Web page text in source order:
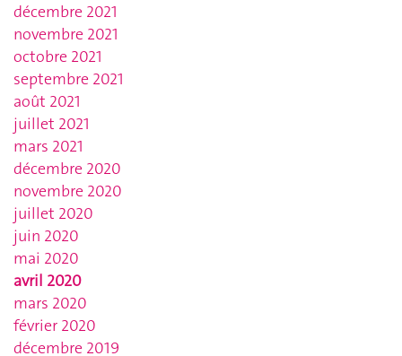
décembre 2021
novembre 2021
octobre 2021
septembre 2021
août 2021
juillet 2021
mars 2021
décembre 2020
novembre 2020
juillet 2020
juin 2020
mai 2020
avril 2020
mars 2020
février 2020
décembre 2019